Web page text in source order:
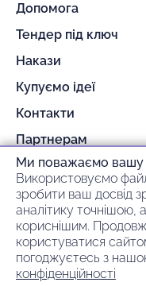
Допомога
Тендер під ключ
Накази
Купуємо ідеї
Контакти
Партнерам
Гарантія та
Оплата та доставка
© 2026 mirroschool
Зроблено вideil.
Ми поважаємо вашу
Використовуємо
зробити ваш досвід
аналітику
кориснішим.
користуватися
погоджуєтесь з
конфіденційності